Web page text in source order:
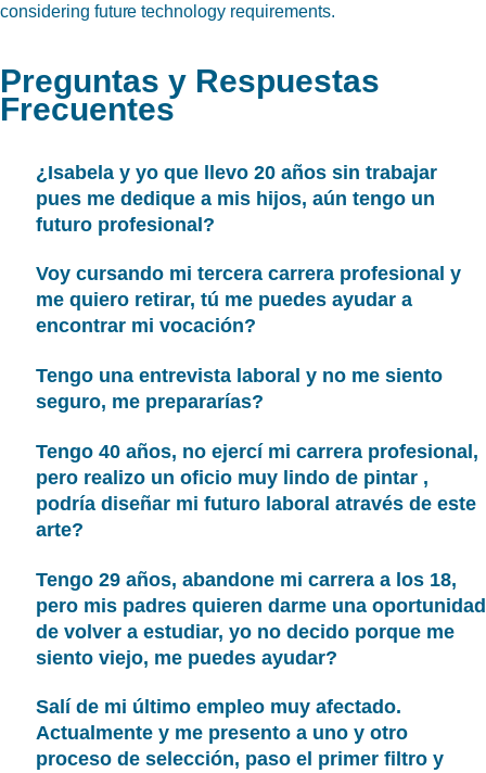
considering future technology requirements.
Preguntas y Respuestas
Frecuentes
¿Isabela y yo que llevo 20 años sin trabajar
pues me dedique a mis hijos, aún tengo un
futuro profesional?
Voy cursando mi tercera carrera profesional y
me quiero retirar, tú me puedes ayudar a
encontrar mi vocación?
Tengo una entrevista laboral y no me siento
seguro, me prepararías?
Tengo 40 años, no ejercí mi carrera profesional,
pero realizo un oficio muy lindo de pintar ,
podría diseñar mi futuro laboral através de este
arte?
Tengo 29 años, abandone mi carrera a los 18,
pero mis padres quieren darme una oportunidad
de volver a estudiar, yo no decido porque me
siento viejo, me puedes ayudar?
Salí de mi último empleo muy afectado.
Actualmente y me presento a uno y otro
proceso de selección, paso el primer filtro y